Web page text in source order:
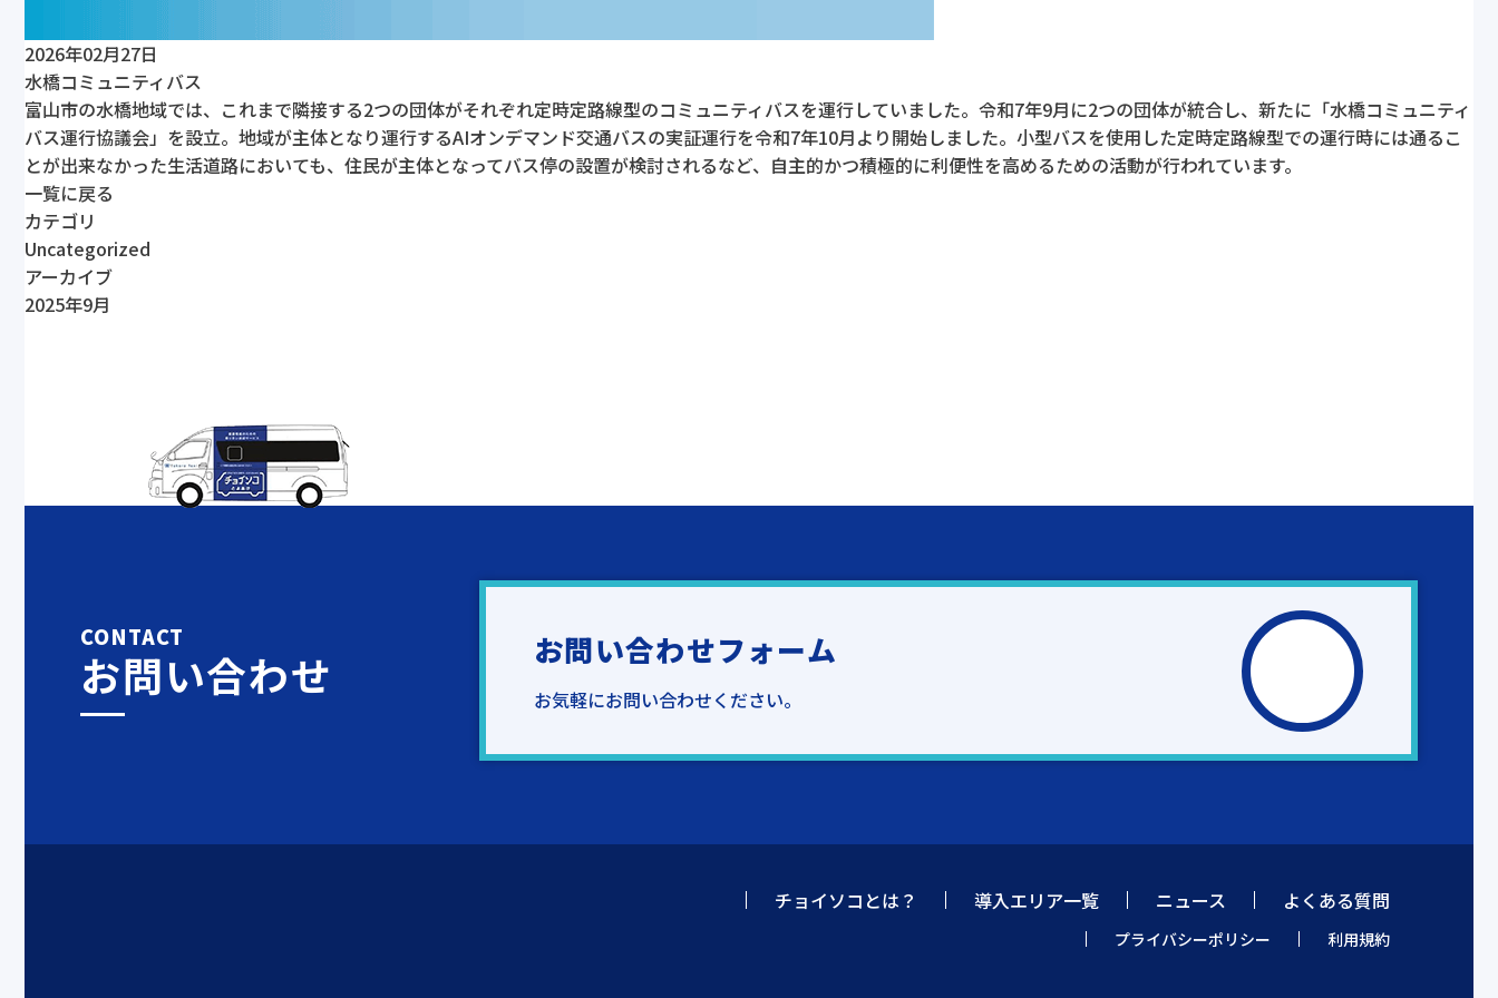
2026年02月27日
水橋コミュニティバス
富山市の水橋地域では、これまで隣接する2つの団体がそれぞれ定時定路線型のコミュニティバスを運行していました。令和7年9月に2つの団体が統合し、新たに「水橋コミュニティ
バス運行協議会」を設立。地域が主体となり運行するAIオンデマンド交通バスの実証運行を令和7年10月より開始しました。小型バスを使用した定時定路線型での運行時には通るこ
とが出来なかった生活道路においても、住民が主体となってバス停の設置が検討されるなど、自主的かつ積極的に利便性を高めるための活動が行われています。
一覧に戻る
カテゴリ
Uncategorized
アーカイブ
2025年9月
CONTACT
お問い合わせ お問い合わせフォーム
お気軽にお問い合わせください。
チョイソコとは？ 導入エリア一覧 ニュース よくある質問
プライバシーポリシー 利用規約